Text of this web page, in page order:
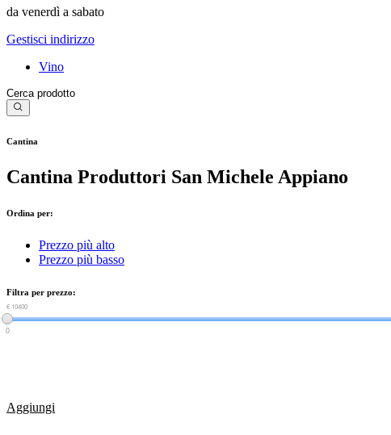
da venerdì a sabato
Gestisci indirizzo
Vino
Cantina
Cantina Produttori San Michele Appiano
Ordina per:
Prezzo più alto
Prezzo più basso
Filtra per prezzo:
€ 0
€ 10400
0
Aggiungi